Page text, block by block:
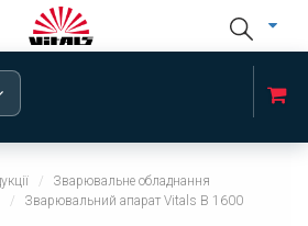
Зварювальне обладнання
Зварювальний апарат Vitals B 1600